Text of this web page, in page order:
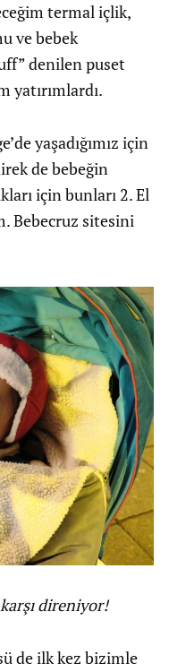
termal içlik,
ve bebek
denilen puset
yatırımlardı.
yaşadığımız için
de bebeğin
için bunları 2. El
Bebecruz sitesini
direniyor!
de ilk kez bizimle